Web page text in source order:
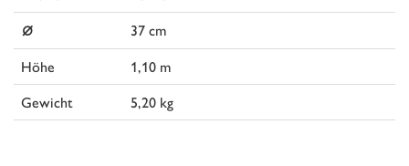
⌀
37 cm
Höhe
1,10 m
Gewicht
5,20 kg